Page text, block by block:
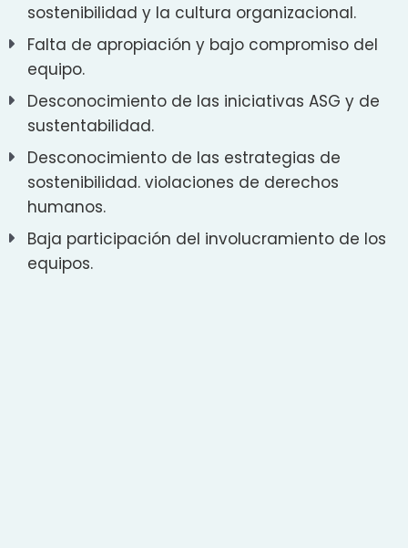
sostenibilidad y la cultura organizacional.
Falta de apropiación y bajo compromiso del
equipo.
Desconocimiento de las iniciativas ASG y de
sustentabilidad.
Desconocimiento de las estrategias de
sostenibilidad. violaciones de derechos
humanos.
Baja participación del involucramiento de los
equipos.